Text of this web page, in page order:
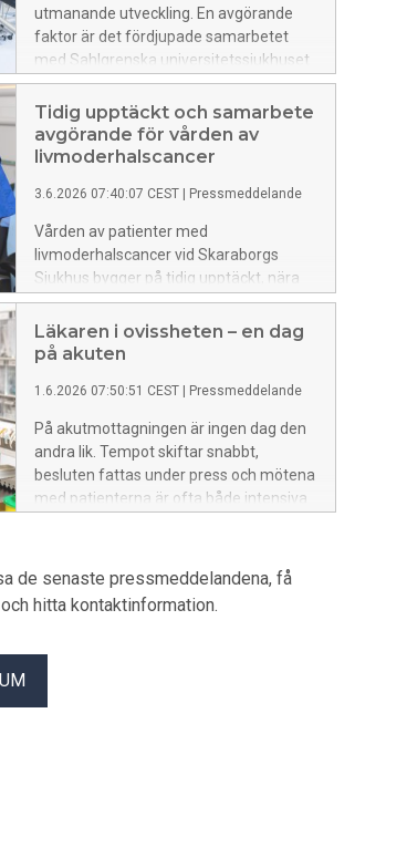
utmanande utveckling. En avgörande
faktor är det fördjupade samarbetet
med Sahlgrenska universitetssjukhuset
(SU) – men också ett medvetet arbete
med att utveckla verksamheten och
skapa trygg vård på nya sätt. Nu lyfts
modellen fram som en möjlig väg
kvalitet i hela Västra Götalandsregionen.
Tidig upptäckt och samarbete
avgörande för vården av
livmoderhalscancer
3.6.2026 07:40:07 CEST Pressmeddelande
Vården av patienter med
livmoderhalscancer vid Skaraborgs
Sjukhus bygger på tidig upptäckt, nära
samarbete med Sahlgrenska
Universitetssjukhuset (SU) och allt mer
skonsamma behandlingsmetoder. I
tidigt stadium genom det nationella
screeningprogrammet för
livmoderhalscancer.
Läkaren i ovissheten – en dag
på akuten
1.6.2026 07:50:51 CEST Pressmeddelande
På akutmottagningen är ingen dag den
andra lik. Tempot skiftar snabbt,
besluten fattas under press och mötena
med patienterna är ofta både intensiva
de senaste pressmeddelandena, få
hitta kontaktinformation.